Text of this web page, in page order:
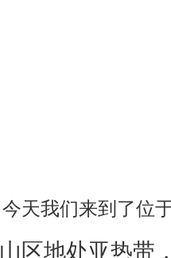
今天我们来到了位
山区地处亚热带